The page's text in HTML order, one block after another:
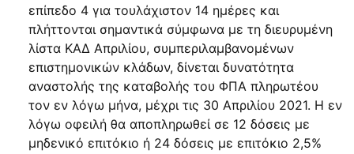
επίπεδο 4 για τουλάχιστον 14 ημέρες και
πλήττονται σημαντικά σύμφωνα με τη διευρυμένη
λίστα ΚΑΔ Απριλίου, συμπεριλαμβανομένων
επιστημονικών κλάδων, δίνεται δυνατότητα
αναστολής της καταβολής του ΦΠΑ πληρωτέου
τον εν λόγω μήνα, μέχρι τις 30 Απριλίου 2021. Η εν
λόγω οφειλή θα αποπληρωθεί σε 12 δόσεις με
μηδενικό επιτόκιο ή 24 δόσεις με επιτόκιο 2,5%